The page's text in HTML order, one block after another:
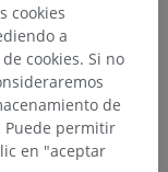
cookies
a
cookies. Si no
de
Puede permitir
en "aceptar